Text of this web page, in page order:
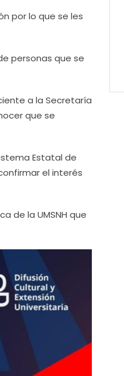
por lo que se les
personas que se
a la Secretaría
que se
Estatal de
el interés
de la UMSNH que